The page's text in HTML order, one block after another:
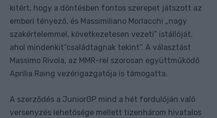
kitért, hogy a döntésben fontos szerepet játszott az
emberi tényező, és Massimiliano Morlacchi „nagy
szakértelemmel, következetesen vezeti” istállóját,
ahol mindenkit”családtagnak tekint”. A választást
Massimo Rivola, az MMR-rel szorosan együttműködő
Aprilia Raing vezérigazgatója is támogatta.
A szerződés a JuniorGP mind a hét fordulóján való
versenyzés lehetősége mellett tizenhárom hivatalos